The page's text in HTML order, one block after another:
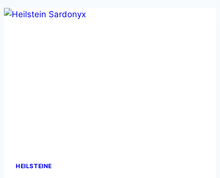
HEILSTEINE